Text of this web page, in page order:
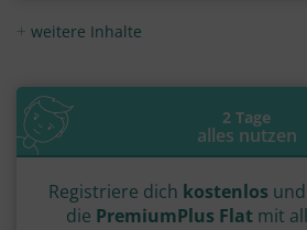
weitere Inhalte
2 Tage
alles nutzen
Registriere dich kostenlos
die PremiumPlus Flat mit